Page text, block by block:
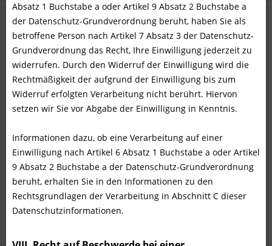
Absatz 1 Buchstabe a oder Artikel 9 Absatz 2 Buchstabe a
der Datenschutz-Grundverordnung beruht, haben Sie als
betroffene Person nach Artikel 7 Absatz 3 der Datenschutz-
Grundverordnung das Recht, Ihre Einwilligung jederzeit zu
widerrufen. Durch den Widerruf der Einwilligung wird die
Rechtmäßigkeit der aufgrund der Einwilligung bis zum
Widerruf erfolgten Verarbeitung nicht berührt. Hiervon
setzen wir Sie vor Abgabe der Einwilligung in Kenntnis.
Informationen dazu, ob eine Verarbeitung auf einer
Einwilligung nach Artikel 6 Absatz 1 Buchstabe a oder Artikel
9 Absatz 2 Buchstabe a der Datenschutz-Grundverordnung
beruht, erhalten Sie in den Informationen zu den
Rechtsgrundlagen der Verarbeitung in Abschnitt C dieser
Datenschutzinformationen.